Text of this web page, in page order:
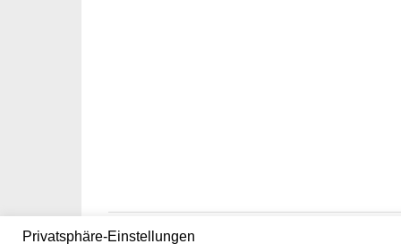
Privatsphäre-Einstellungen